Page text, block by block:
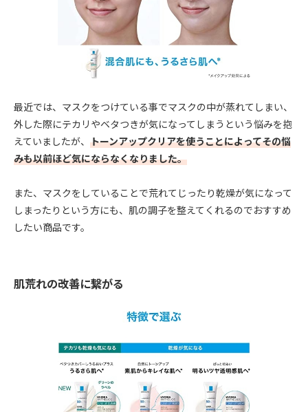
最近では、マスクをつけている事でマスクの中が蒸れてしまい、
外した際にテカリやベタつきが気になってしまうという悩みを抱
えていましたが、 トーンアップクリアを使うことによってその悩
みも以前ほど気にならなくなりました。
また、マスクをしていることで荒れてじったり乾燥が気になって
しまったりという方にも、肌の調子を整えてくれるのでおすすめ
したい商品です。
肌荒れの改善に繋がる